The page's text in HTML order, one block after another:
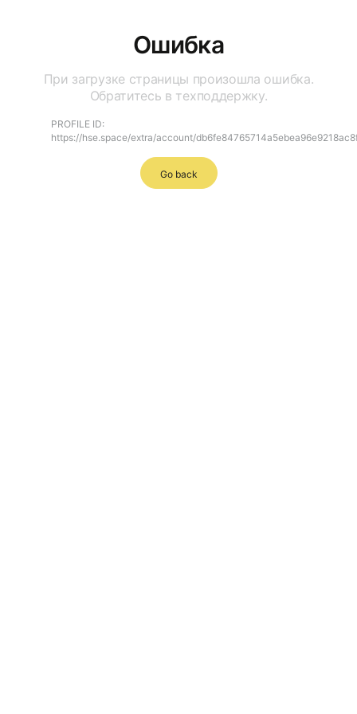
Ошибка
При загрузке страницы произошла ошибка.
Обратитесь в техподдержку.
PROFILE ID:
https://hse.space/extra/account/
Go back